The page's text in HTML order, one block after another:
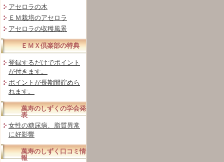
アセロラの木
ＥＭ栽培のアセロラ
アセロラの収穫風景
ＥＭＸ倶楽部の特典
登録するだけでポイント
が付きます。
ポイントが長期間貯めら
れます。
萬寿のしずくの学会発
表
女性の糖尿病、脂質異常
に好影響
萬寿のしずく口コミ情
報